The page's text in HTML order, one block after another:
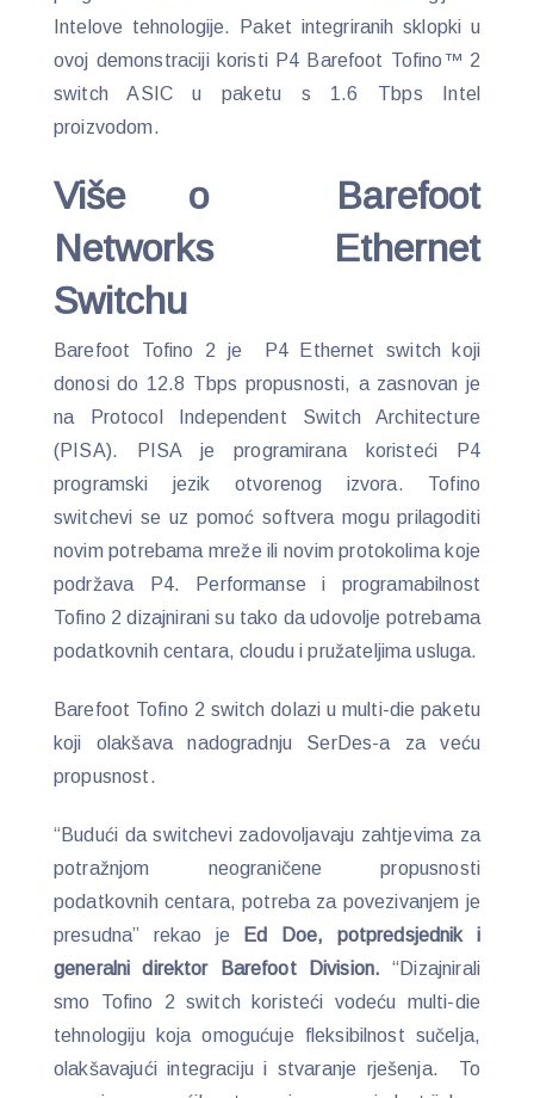
Intelove tehnologije. Paket integriranih sklopki u
ovoj demonstraciji koristi P4 Barefoot Tofino™ 2
switch ASIC u paketu s 1.6 Tbps Intel
proizvodom.
Više o Barefoot
Networks Ethernet
Switchu
Barefoot Tofino 2 je P4 Ethernet switch koji
donosi do 12.8 Tbps propusnosti, a zasnovan je
na Protocol Independent Switch Architecture
(PISA). PISA je programirana koristeći P4
programski jezik otvorenog izvora. Tofino
switchevi se uz pomoć softvera mogu prilagoditi
novim potrebama mreže ili novim protokolima koje
podržava P4. Performanse i programabilnost
Tofino 2 dizajnirani su tako da udovolje potrebama
podatkovnih centara, cloudu i pružateljima usluga.
Barefoot Tofino 2 switch dolazi u multi-die paketu
koji olakšava nadogradnju SerDes-a za veću
propusnost.
“Budući da switchevi zadovoljavaju zahtjevima za
potražnjom neograničene propusnosti
podatkovnih centara, potreba za povezivanjem je
presudna” rekao jeEd Doe, potpredsjednik i
generalni direktor Barefoot Division. “Dizajnirali
smo Tofino 2 switch koristeći vodeću multi-die
tehnologiju koja omogućuje fleksibilnost sučelja,
olakšavajući integraciju i stvaranje rješenja. To